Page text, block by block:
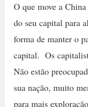
O que move a
do seu capital para
forma de manter o
capital. Os
Não estão
sua nação, muito
para mais